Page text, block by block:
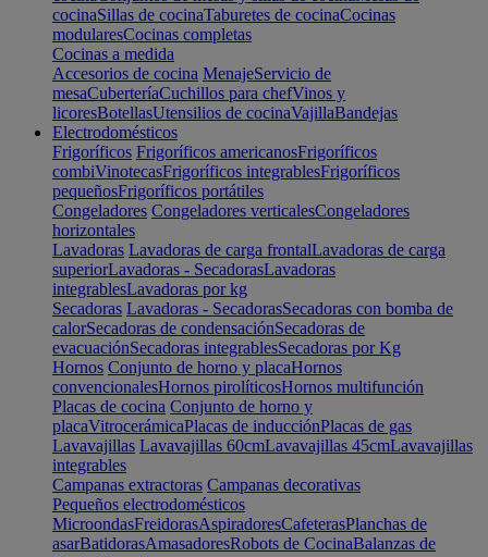
cocinaSillas de cocinaTaburetes de cocinaCocinas
modularesCocinas completas
Cocinas a medida
Accesorios de cocina MenajeServicio de
mesaCuberteríaCuchillos para chefVinos y
licoresBotellasUtensilios de cocinaVajillaBandejas
Electrodomésticos
Frigoríficos Frigoríficos americanosFrigoríficos
combiVinotecasFrigoríficos integrablesFrigoríficos
pequeñosFrigoríficos portátiles
Congeladores Congeladores verticalesCongeladores
horizontales
Lavadoras Lavadoras de carga frontalLavadoras de carga
superiorLavadoras - SecadorasLavadoras
integrablesLavadoras por kg
Secadoras Lavadoras - SecadorasSecadoras con bomba de
calorSecadoras de condensaciónSecadoras de
evacuaciónSecadoras integrablesSecadoras por Kg
Hornos Conjunto de horno y placaHornos
convencionalesHornos pirolíticosHornos multifunción
Placas de cocina Conjunto de horno y
placaVitrocerámicaPlacas de inducciónPlacas de gas
Lavavajillas Lavavajillas 60cmLavavajillas 45cmLavavajillas
integrables
Campanas extractoras Campanas decorativas
Pequeños electrodomésticos
MicroondasFreidorasAspiradoresCafeterasPlanchas de
asarBatidorasAmasadoresRobots de CocinaBalanzas de